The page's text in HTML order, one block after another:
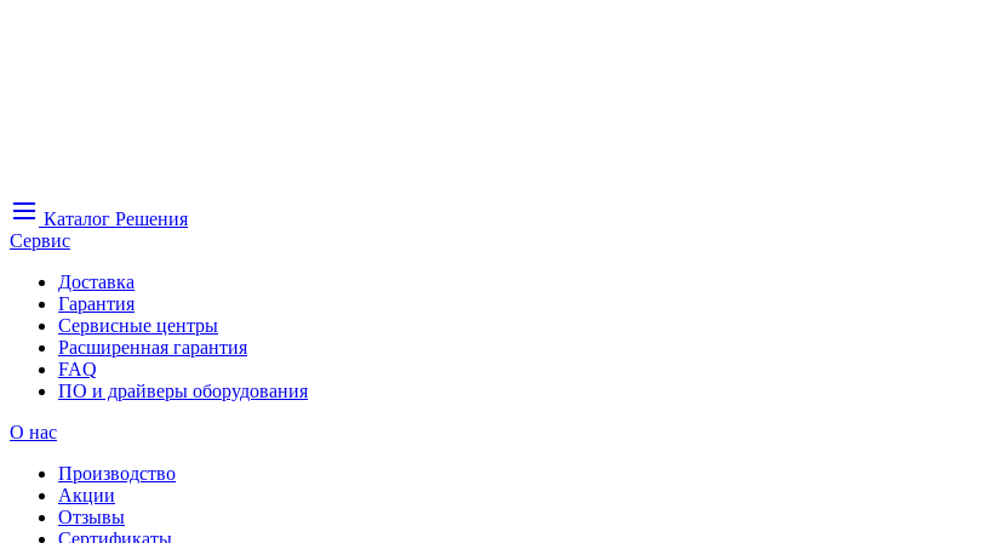
Каталог Решения
Сервис
Доставка
Гарантия
Сервисные центры
Расширенная гарантия
FAQ
ПО и драйверы оборудования
О нас
Производство
Акции
Отзывы
Сертификаты